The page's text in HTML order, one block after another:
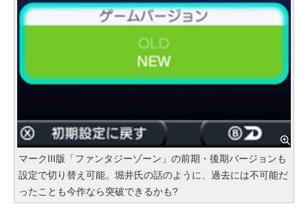
マークIII版「ファンタジーゾーン」の前期・後期バージョンも
設定で切り替え可能。堀井氏の話のように、過去には不可能だ
ったことも今作なら突破できるかも?